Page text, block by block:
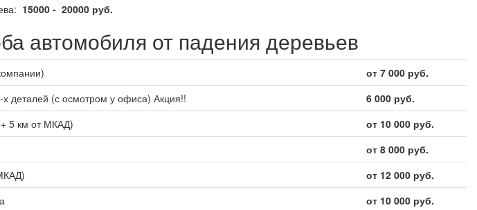
15000 - 20000 руб.
автомобиля от падения деревьев
от 7 000 руб.
деталей (с осмотром у офиса) Акция!!
6 000 руб.
5 км от МКАД)
от 10 000 руб.
от 8 000 руб.
от 12 000 руб.
от 10 000 руб.